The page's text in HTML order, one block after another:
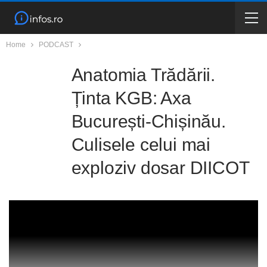
Home PODCAST
Anatomia Trădării.
Ținta KGB: Axa
București-Chișinău.
Culisele celui mai
exploziv dosar DIICOT